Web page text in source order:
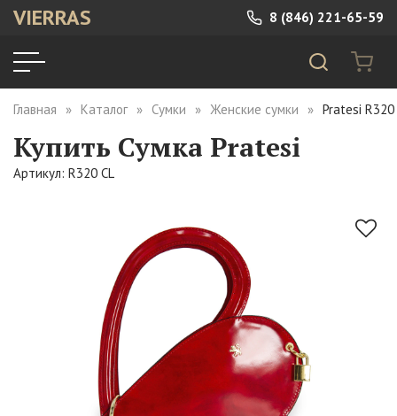
VIERRAS 8 (846) 221-65-59
Главная Каталог Сумки Женские сумки Pratesi R320
Купить Сумка Pratesi
Артикул: R320 CL